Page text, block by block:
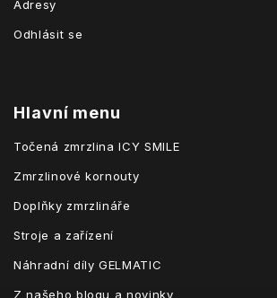
Adresy
Odhlásit se
Hlavní menu
Točená zmrzlina ICY SMILE
Zmrzlinové kornouty
Doplňky zmrzlináře
Stroje a zařízení
Náhradní díly GELMATIC
Z našeho blogu a novinky